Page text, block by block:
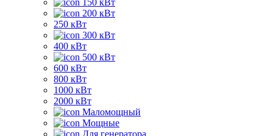
150 кВт
200 кВт
250 кВт
300 кВт
400 кВт
500 кВт
600 кВт
800 кВт
1000 кВт
2000 кВт
Маломощный
Мощные
Для генератора